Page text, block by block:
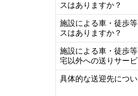
スはありますか？
施設による車・徒歩
スはありますか？
施設による車・徒歩
宅以外への送りサー
具体的な送迎先につ